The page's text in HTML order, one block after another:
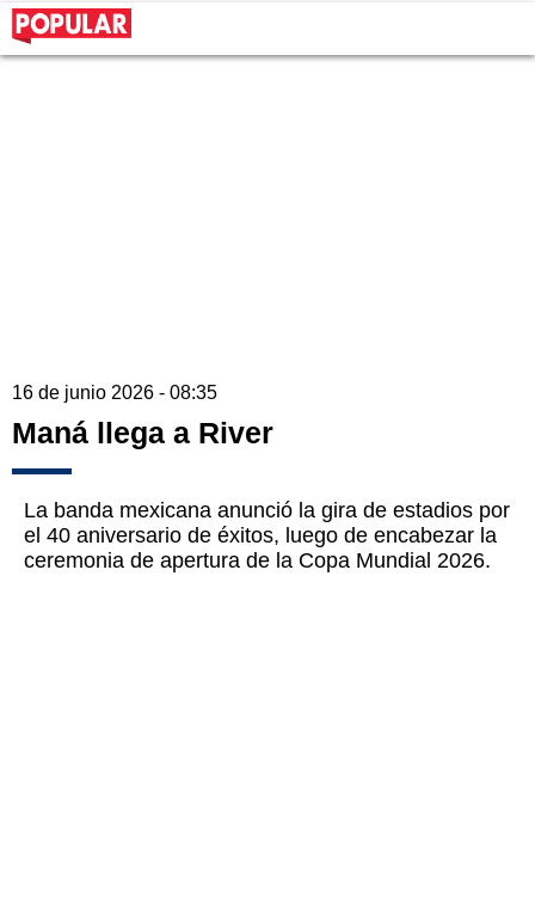
16 de junio 2026 - 08:35
Maná llega a River
La banda mexicana anunció la gira de estadios por
el 40 aniversario de éxitos, luego de encabezar la
ceremonia de apertura de la Copa Mundial 2026.